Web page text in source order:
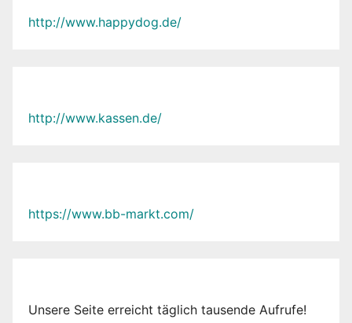
http://www.happydog.de/
http://www.kassen.de/
https://www.bb-markt.com/
Unsere Seite erreicht täglich tausende Aufrufe!